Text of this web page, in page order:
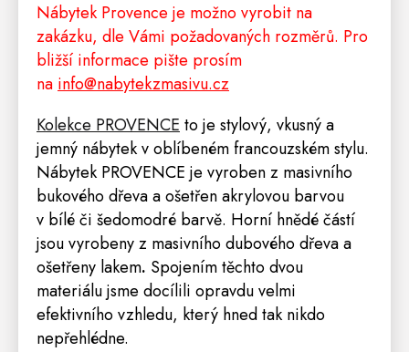
Nábytek Provence je možno vyrobit na
zakázku, dle Vámi požadovaných rozměrů. Pro
bližší informace pište prosím
na info@nabytekzmasivu.cz
Kolekce PROVENCE to je stylový, vkusný a
jemný nábytek v oblíbeném francouzském stylu.
Nábytek PROVENCE je vyroben z masivního
bukového dřeva a ošetřen akrylovou barvou
v bílé či šedomodré barvě. Horní hnědé částí
jsou vyrobeny z masivního dubového dřeva a
ošetřeny lakem. Spojením těchto dvou
materiálu jsme docílili opravdu velmi
efektivního vzhledu, který hned tak nikdo
nepřehlédne.